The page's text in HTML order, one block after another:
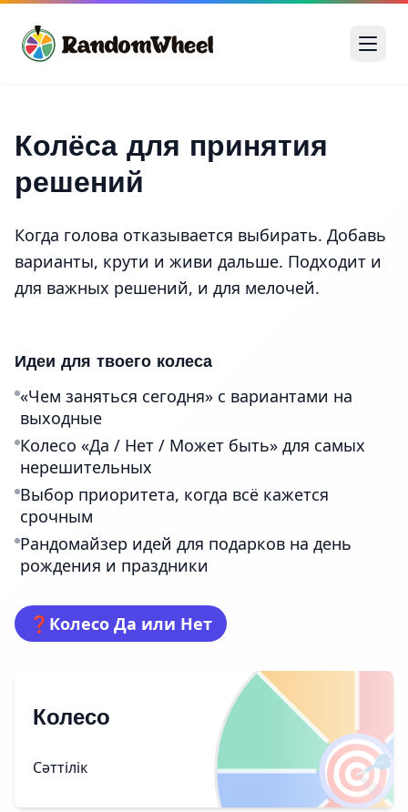
Колёса для принятия
решений
Когда голова отказывается выбирать. Добавь
варианты, крути и живи дальше. Подходит и
для важных решений, и для мелочей.
Идеи для твоего колеса
«Чем заняться сегодня» с вариантами на
выходные
Колесо «Да / Нет / Может быть» для самых
нерешительных
Выбор приоритета, когда всё кажется
срочным
Рандомайзер идей для подарков на день
рождения и праздники
❓ Колесо Да или Нет
🎯
Колесо
Сәттілік